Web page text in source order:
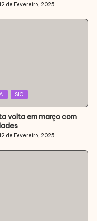
12 de Fevereiro, 2025
SIC
volta em março com
12 de Fevereiro, 2025